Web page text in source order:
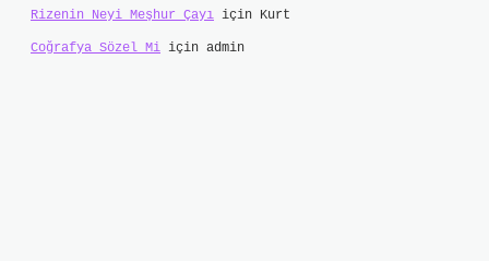
Rizenin Neyi Meşhur Çayı için Kurt
Coğrafya Sözel Mi için admin